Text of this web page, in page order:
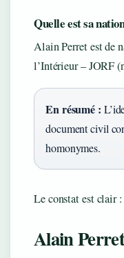
Quelle est sa
Alain Perret est de
l’Intérieur – JORF
En résumé :
document civil
homonymes.
Le constat est clair :
Alain